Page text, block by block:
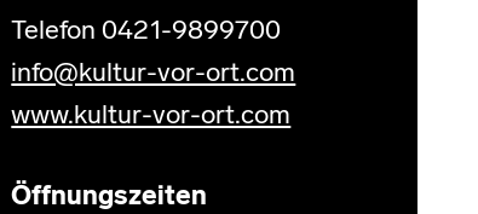
Telefon 0421-9899700
info@kultur-vor-ort.com
www.kultur-vor-ort.com
Öffnungszeiten